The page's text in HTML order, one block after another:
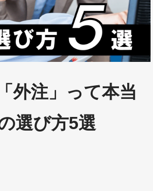
外注」って本当
選び方5選